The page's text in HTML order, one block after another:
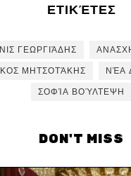
ΕΤΙΚΈΤΕΣ
ΓΕΩΡΓΙΆΔΗΣ
ΜΗΤΣΟΤΆΚΗΣ
ΝΈΑ
ΣΟΦΊΑ ΒΟΎΛΤΕΨΗ
DON'T MISS